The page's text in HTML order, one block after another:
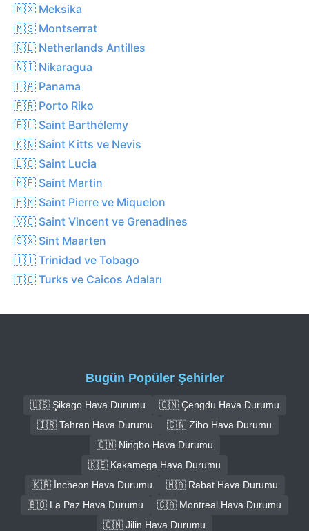
🇲🇽 Meksika
🇲🇸 Montserrat
🇳🇱 Netherlands Antilles
🇳🇮 Nikaragua
🇵🇦 Panama
🇵🇷 Porto Riko
🇧🇱 Saint Barthélemy
🇰🇳 Saint Kitts ve Nevis
🇱🇨 Saint Lucia
🇲🇫 Saint Martin
🇵🇲 Saint Pierre ve Miquelon
🇻🇨 Saint Vincent ve Grenadines
🇸🇽 Sint Maarten
🇹🇹 Trinidad ve Tobago
🇹🇨 Turks ve Caicos Adaları
Bugün Popüler Şehirler
🇺🇸 Şikago Hava Durumu
🇨🇳 Çengdu Hava Durumu
🇮🇷 Tahran Hava Durumu
🇨🇳 Zibo Hava Durumu
🇨🇳 Ningbo Hava Durumu
🇰🇪 Kakamega Hava Durumu
🇰🇷 İncheon Hava Durumu
🇲🇦 Rabat Hava Durumu
🇧🇴 La Paz Hava Durumu
🇨🇦 Montreal Hava Durumu
🇨🇳 Jilin Hava Durumu